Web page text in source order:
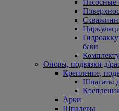
Насосные
баки
Опоры, подвязки д/
Крепление,
Шпагаты
Арки
Шпалеры